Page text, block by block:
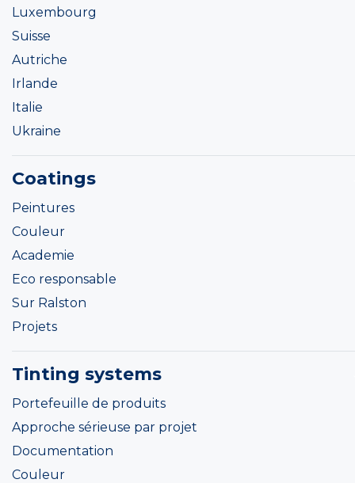
Luxembourg
Suisse
Autriche
Irlande
Italie
Ukraine
Coatings
Peintures
Couleur
Academie
Eco responsable
Sur Ralston
Projets
Tinting systems
Portefeuille de produits
Approche sérieuse par projet
Documentation
Couleur